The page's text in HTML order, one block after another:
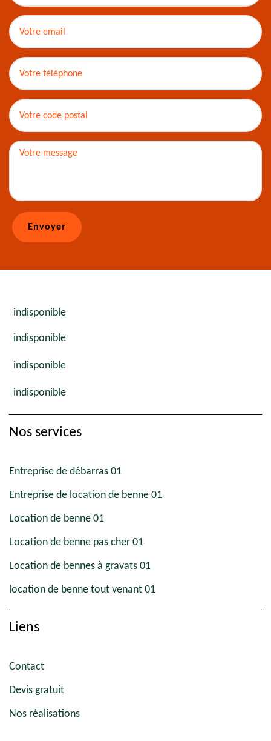
indisponible
indisponible
indisponible
indisponible
Nos services
Entreprise de débarras 01
Entreprise de location de benne 01
Location de benne 01
Location de benne pas cher 01
Location de bennes à gravats 01
location de benne tout venant 01
Liens
Contact
Devis gratuit
Nos réalisations